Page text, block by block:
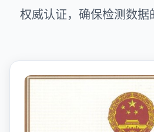
权威认证，确保检测数据